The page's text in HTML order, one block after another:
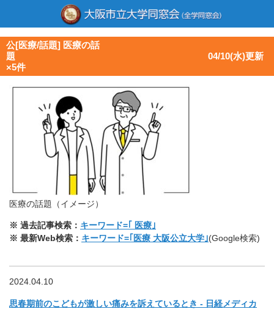
公[医療/話題] 医療の話
題 04/10(水)更新
×5件
医療の話題（イメージ）
※ 過去記事検索： キーワード=｢ 医療｣
※ 最新Web検索： キーワード=｢医療 大阪公立大学｣(Google検索)
2024.04.10
思春期前のこどもが激しい痛みを訴えているとき - 日経メディカ